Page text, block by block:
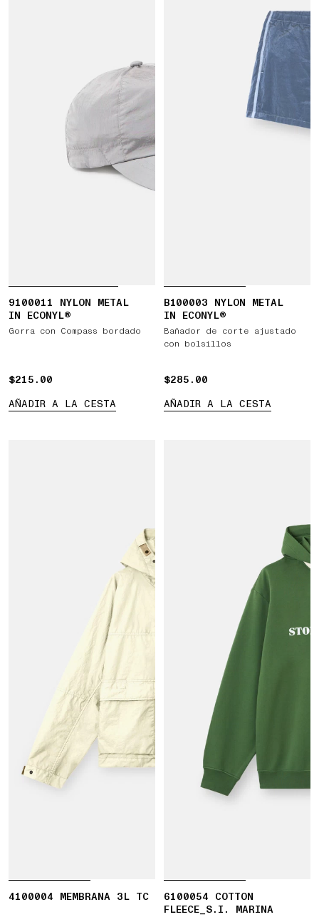
9100011 NYLON METAL
IN ECONYL®
Gorra con Compass bordado
$215.00
$215.00
AÑADIR A LA CESTA
B100003 NYLON METAL
IN ECONYL®
Bañador de corte ajustado
con bolsillos
$285.00
$285.00
AÑADIR A LA CESTA
4100004 MEMBRANA 3L TC
6100054 COTTON
FLEECE_S.I. MARINA